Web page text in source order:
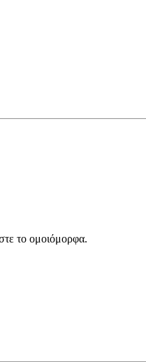
το ομοιόμορφα.